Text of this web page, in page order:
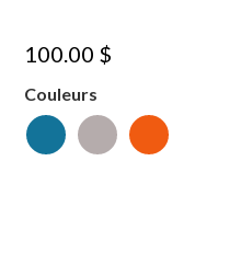
100.00 $
Couleurs